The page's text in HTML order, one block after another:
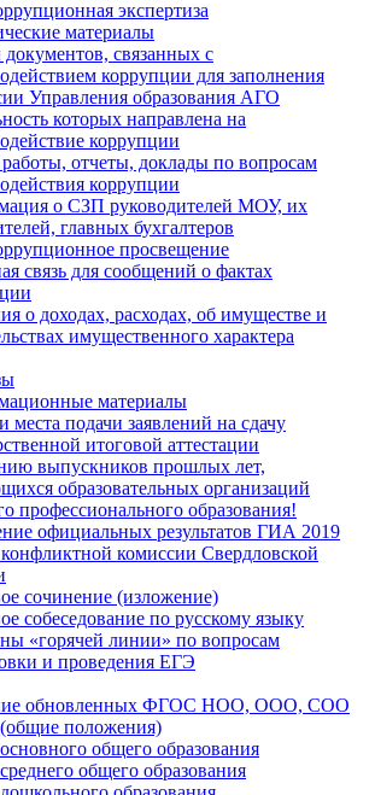
экспертиза
материалы
связанных с
коррупции для заполнения
Управления образования АГО
которых направлена на
коррупции
отчеты, доклады по вопросам
коррупции
о СЗП руководителей МОУ, их
главных бухгалтеров
просвещение
связь для сообщений о фактах
о доходах, расходах, об имуществе и
имущественного характера
материалы
места подачи заявлений на сдачу
итоговой аттестации
выпускников прошлых лет,
образовательных организаций
профессионального образования!
официальных результатов ГИА 2019
комиссии Свердловской
сочинение (изложение)
собеседование по русскому языку
«горячей линии» по вопросам
и проведения ЕГЭ
обновленных ФГОС НОО, ООО, СОО
положения)
общего образования
общего образования